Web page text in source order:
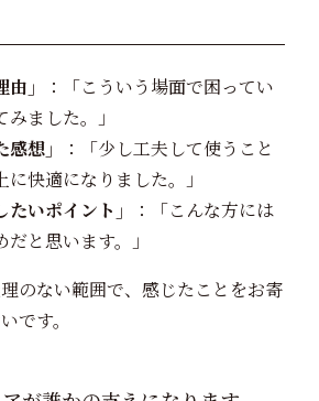
」
：「こういう場面で困ってい
ました。」
感想」
：「少し工夫して使うこと
快適になりました。」
たいポイント」
：「こんな方には
と思います。」
のない範囲で、感じたことをお寄
です。